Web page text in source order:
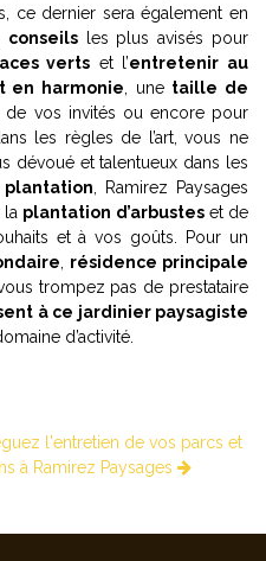
ce dernier sera également en
conseilsles plus avisés pour
verts et l’entretenir au
en harmonie, une taille de
de vos invités ou encore pour
les règles de l’art, vous ne
dévoué et talentueux dans les
plantation, Ramirez Paysages
la plantation d’arbusteset de
et à vos goûts. Pour un
, résidence principale
trompez pas de prestataire
à ce jardinier paysagiste
d’activité.
l'entretien de vos parcs et
à Ramirez Paysages